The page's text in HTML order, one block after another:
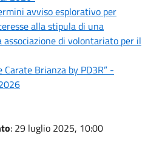
avviso esplorativo per
alla stipula di una
associazione di volontariato per il
Carate Brianza by PD3R” -
: 29 luglio 2025, 10:00